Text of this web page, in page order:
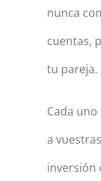
nunca
cuentas,
tu pareja.
Cada
a
inversión